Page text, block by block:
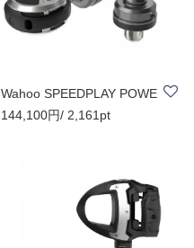
Wahoo SPEEDPLAY POWE
R / ワフー スピー..
144,100円/ 2,161pt